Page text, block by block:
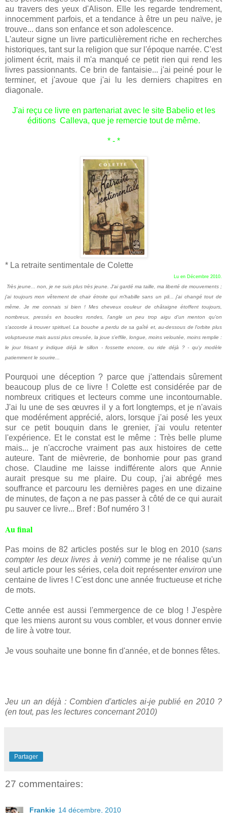
au travers des yeux d'Alison. Elle les regarde tendrement,
innocemment parfois, et a tendance à être un peu naïve, je
trouve... dans son enfance et son adolescence.
L'auteur signe un livre particulièrement riche en recherches
historiques, tant sur la religion que sur l'époque narrée. C'est
joliment écrit, mais il m'a manqué ce petit rien qui rend les
livres passionnants. Ce brin de fantaisie... j'ai peiné pour le
terminer, et j'avoue que j'ai lu les derniers chapitres en
diagonale.
J'ai reçu ce livre en partenariat avec le site Babelio et les
éditions Calleva, que je remercie tout de même.
* - *
* La retraite sentimentale de Colette
Lu en Décembre 2010.
Très jeune... non, je ne suis plus très jeune. J'ai gardé ma taille, ma liberté de mouvements ;
j'ai toujours mon vêtement de chair étroite qui m'habille sans un pli... j'ai changé tout de
même. Je me connais si bien ! Mes cheveux couleur de châtaigne étoffent toujours,
nombreux, pressés en boucles rondes, l'angle un peu trop aigu d'un menton qu'on
s'accorde à trouver spirituel. La bouche a perdu de sa gaîté et, au-dessous de l'orbite plus
voluptueuse mais aussi plus creusée, la joue s'effile, longue, moins veloutée, moins remplie :
le jour frisant y indique déjà le sillon - fossette encore, ou ride déjà ? - qu'y modèle
patiemment le sourire...
Pourquoi une déception ? parce que j'attendais sûrement
beaucoup plus de ce livre ! Colette est considérée par de
nombreux critiques et lecteurs comme une incontournable.
J'ai lu une de ses œuvres il y a fort longtemps, et je n'avais
que modérément apprécié, alors, lorsque j'ai posé les yeux
sur ce petit bouquin dans le grenier, j'ai voulu retenter
l'expérience. Et le constat est le même : Très belle plume
mais... je n'accroche vraiment pas aux histoires de cette
auteure. Tant de mièvrerie, de bonhomie pour pas grand
chose. Claudine me laisse indifférente alors que Annie
aurait presque su me plaire. Du coup, j'ai abrégé mes
souffrance et parcouru les dernières pages en une dizaine
de minutes, de façon a ne pas passer à côté de ce qui aurait
pu sauver ce livre... Bref : Bof numéro 3 !
Au final
Pas moins de 82 articles postés sur le blog en 2010 (sans
compter les deux livres à venir) comme je ne réalise qu'un
seul article pour les séries, cela doit représenter environ une
centaine de livres ! C'est donc une année fructueuse et riche
de mots.
Cette année est aussi l'emmergence de ce blog ! J'espère
que les miens auront su vous combler, et vous donner envie
de lire à votre tour.
Je vous souhaite une bonne fin d'année, et de bonnes fêtes.
Jeu un an déjà : Combien d'articles ai-je publié en 2010 ?
(en tout, pas les lectures concernant 2010)
Partager
27 commentaires:
Frankie 14 décembre, 2010